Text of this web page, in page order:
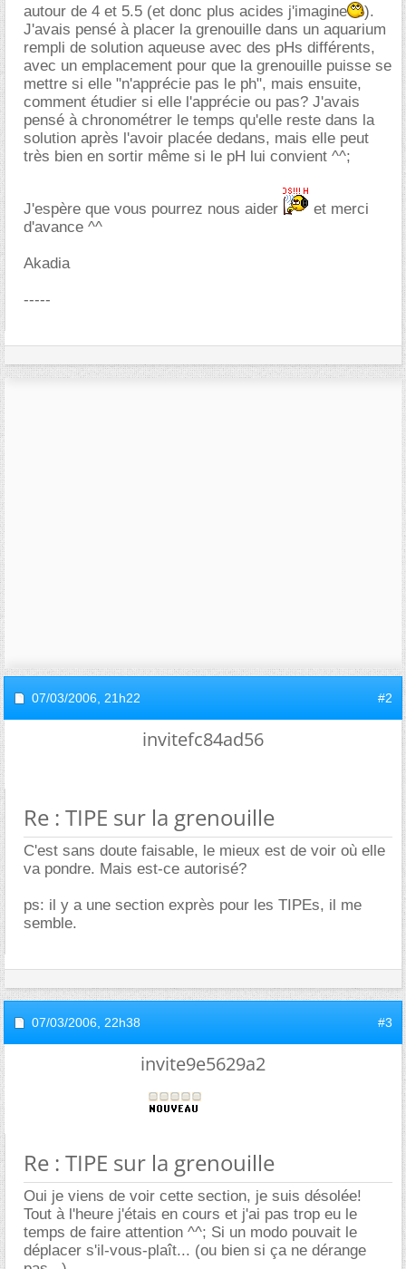
autour de 4 et 5.5 (et donc plus acides j'imagine
).
J'avais pensé à placer la grenouille dans un aquarium
rempli de solution aqueuse avec des pHs différents,
avec un emplacement pour que la grenouille puisse se
mettre si elle "n'apprécie pas le ph", mais ensuite,
comment étudier si elle l'apprécie ou pas? J'avais
pensé à chronométrer le temps qu'elle reste dans la
solution après l'avoir placée dedans, mais elle peut
très bien en sortir même si le pH lui convient ^^;
J'espère que vous pourrez nous aider
et merci
d'avance ^^
Akadia
-----
07/03/2006, 21h22 #2
invitefc84ad56
Re : TIPE sur la grenouille
C'est sans doute faisable, le mieux est de voir où elle
va pondre. Mais est-ce autorisé?
ps: il y a une section exprès pour les TIPEs, il me
semble.
07/03/2006, 22h38 #3
invite9e5629a2
Re : TIPE sur la grenouille
Oui je viens de voir cette section, je suis désolée!
Tout à l'heure j'étais en cours et j'ai pas trop eu le
temps de faire attention ^^; Si un modo pouvait le
déplacer s'il-vous-plaît... (ou bien si ça ne dérange